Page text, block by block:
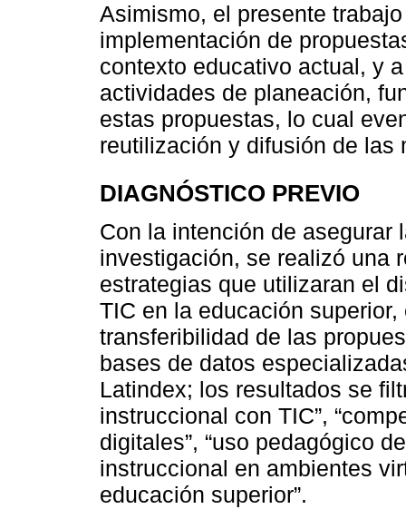
Asimismo, el presente
implementación de
contexto educativo actual, y
actividades de planeación,
estas propuestas, lo cual
reutilización y difusión de las
DIAGNÓSTICO PREVIO
Con la intención de asegurar
investigación, se realizó una
estrategias que utilizaran el
TIC en la educación
transferibilidad de las
bases de datos
Latindex; los resultados se
instruccional con TIC”,
digitales”, “uso pedagógico
instruccional en ambientes
educación superior”.